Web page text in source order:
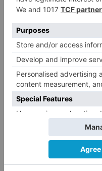
En cuanto a la
Vitoria, el alcalde ha
de Gobierno dejará
próxima legislatura
el proyecto antes de